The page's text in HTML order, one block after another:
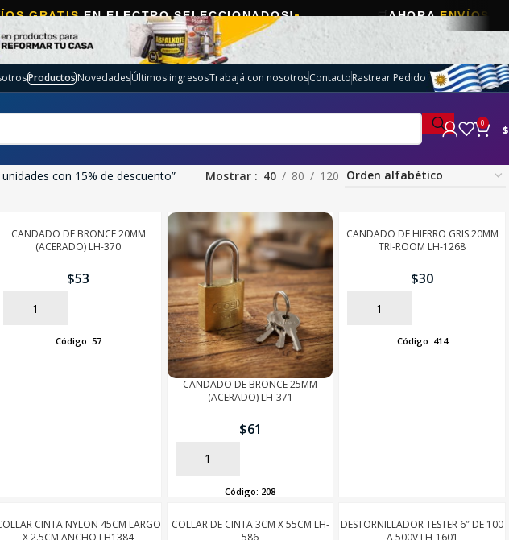
EN ELECTRO SELECCIONADOS! 🛒AHORAENVÍOS GRATISEN
ProductosNovedadesÚltimos ingresosTrabajá con nosotrosContactoRastrear Pedido
0 $
con 15% de descuento” Mostrar 40 80 120
CANDADO DE BRONCE 20MM
(ACERADO) LH-370
$53
AÑADIR
Código: 57
CANDADO DE BRONCE 25MM
(ACERADO) LH-371
$61
AÑADIR
Código: 208
CANDADO DE HIERRO GRIS 20MM
TRI-ROOM LH-1268
$30
AÑADIR
Código: 414
CINTA NYLON 45CM LARGO
COLLAR DE CINTA 3CM X 55CM LH-
DESTORNILLADOR TESTER 6″ DE 100